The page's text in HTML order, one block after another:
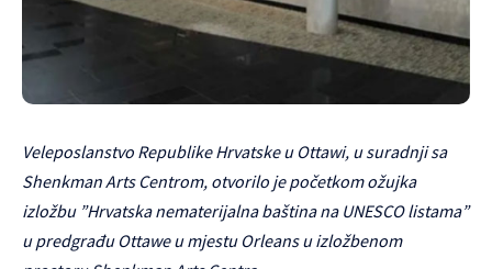
Veleposlanstvo Republike Hrvatske u Ottawi, u suradnji sa
Shenkman Arts Centrom, otvorilo je početkom ožujka
izložbu ”Hrvatska nematerijalna baština na UNESCO listama”
u predgrađu Ottawe u mjestu Orleans u izložbenom